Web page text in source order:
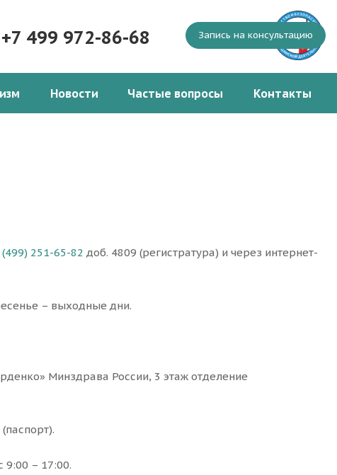
Запись на консультацию
+7 499 972-86-68
Новости Частые вопросы Контакты
(499) 251-65-82 доб. 4809 (регистратура) и через интернет-
– выходные дни.
Минздрава России, 3 этаж отделение
9:00 – 17:00.